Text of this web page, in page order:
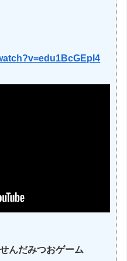
だみつおゲーム